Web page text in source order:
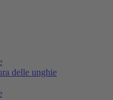
delle unghie